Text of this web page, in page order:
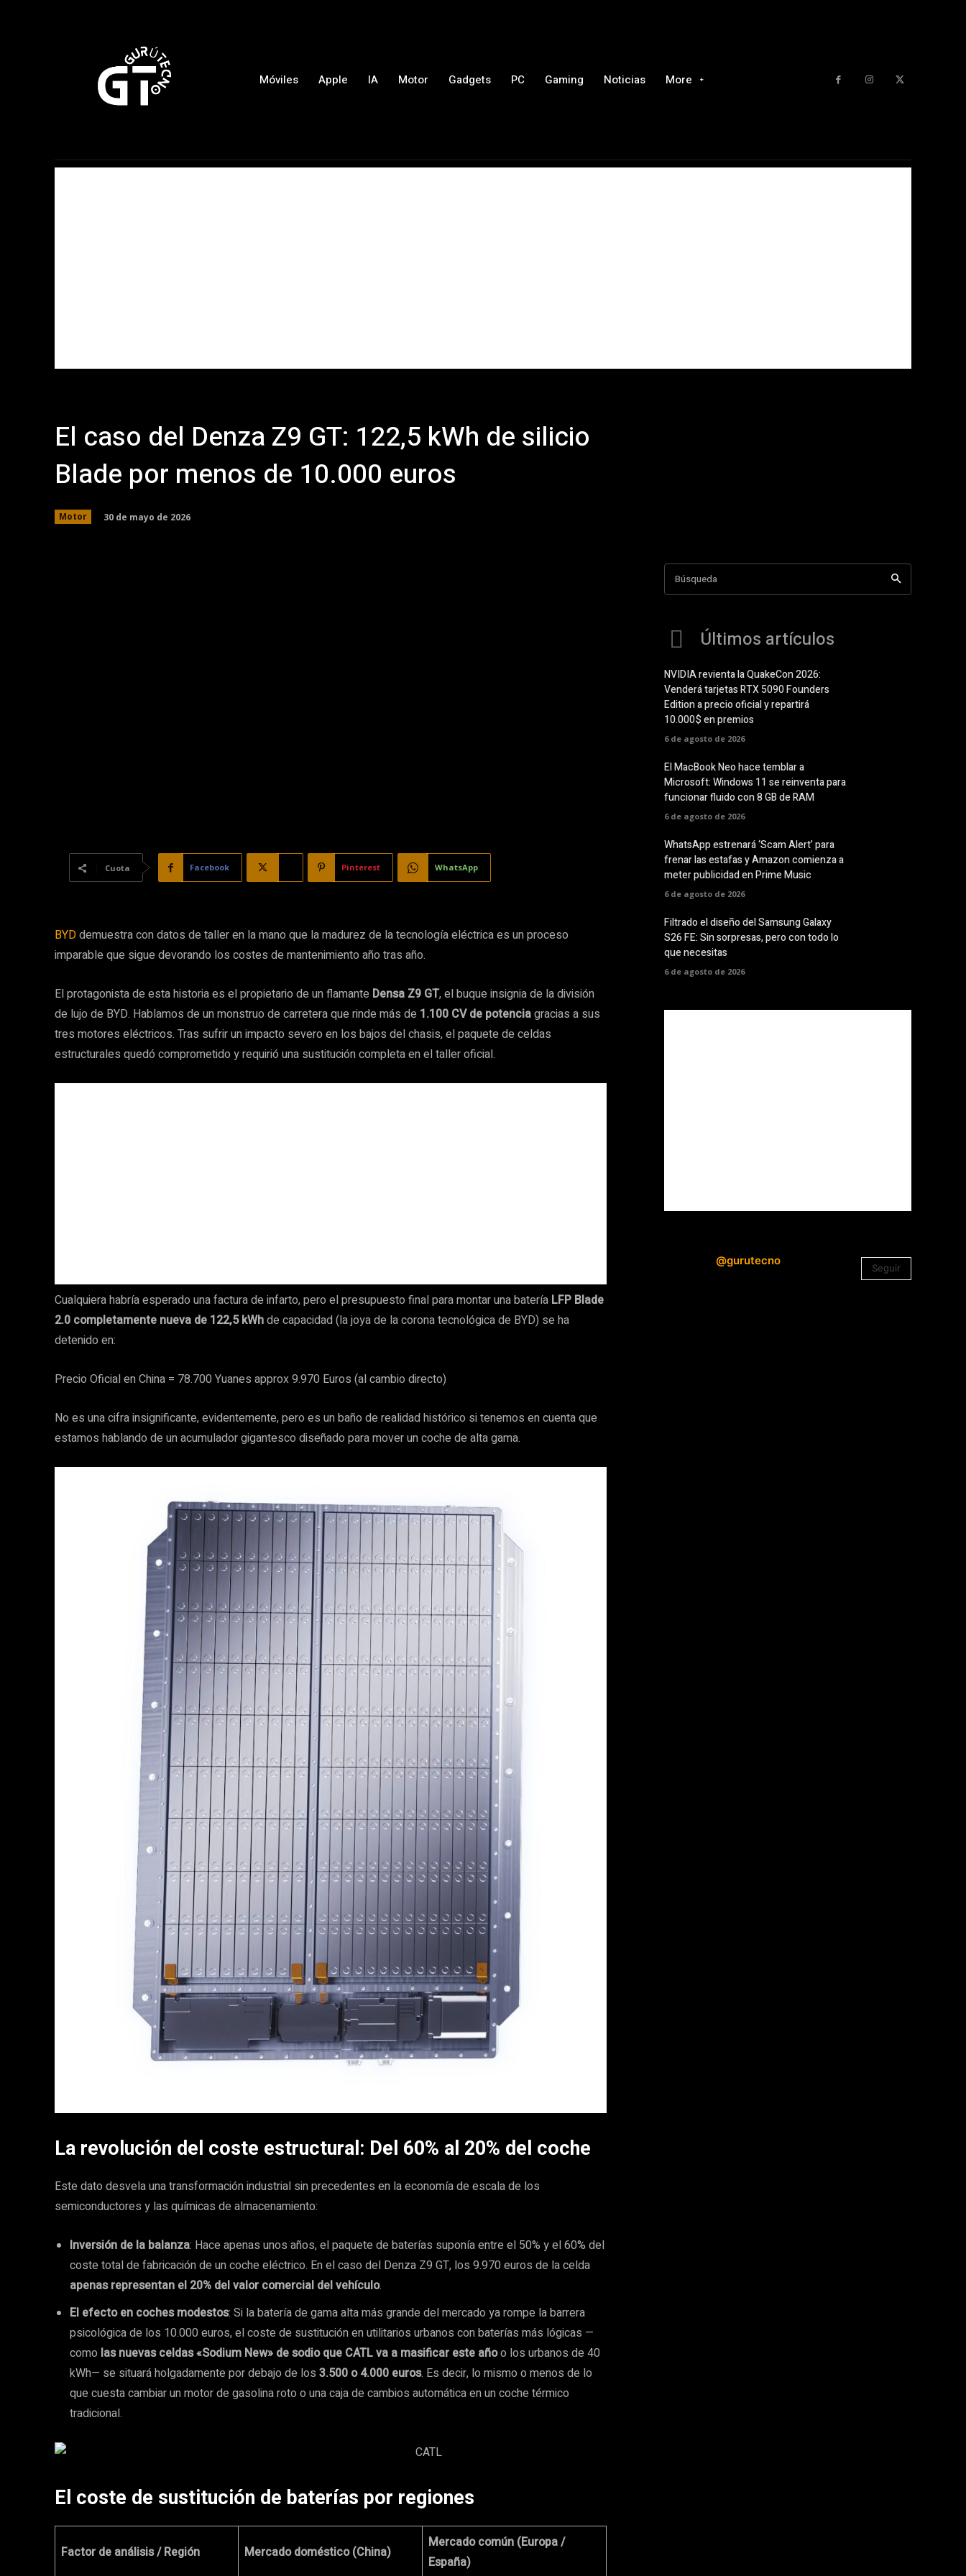
Móviles Apple IA Motor Gadgets PC Gaming Noticias More
El caso del Denza Z9 GT: 122,5 kWh de silicio
Blade por menos de 10.000 euros
Motor 30 de mayo de 2026
Cuota Facebook Pinterest WhatsApp
BYDdemuestra con datos de taller en la mano que la madurez de la tecnología eléctrica es un proceso
imparable que sigue devorando los costes de mantenimiento año tras año.
El protagonista de esta historia es el propietario de un flamante Densa Z9 GT, el buque insignia de la división
de lujo de BYD. Hablamos de un monstruo de carretera que rinde más de 1.100 CV de potenciagracias a sus
tres motores eléctricos. Tras sufrir un impacto severo en los bajos del chasis, el paquete de celdas
estructurales quedó comprometido y requirió una sustitución completa en el taller oficial.
Cualquiera habría esperado una factura de infarto, pero el presupuesto final para montar una batería LFP Blade
2.0 completamente nueva de 122,5 kWhde capacidad (la joya de la corona tecnológica de BYD) se ha
detenido en:
Precio Oficial en China = 78.700 Yuanes approx 9.970 Euros (al cambio directo)
No es una cifra insignificante, evidentemente, pero es un baño de realidad histórico si tenemos en cuenta que
estamos hablando de un acumulador gigantesco diseñado para mover un coche de alta gama.
La revolución del coste estructural: Del 60% al 20% del coche
Este dato desvela una transformación industrial sin precedentes en la economía de escala de los
semiconductores y las químicas de almacenamiento:
Inversión de la balanza: Hace apenas unos años, el paquete de baterías suponía entre el 50% y el 60% del
coste total de fabricación de un coche eléctrico. En el caso del Denza Z9 GT, los 9.970 euros de la celda
apenas representan el 20% del valor comercial del vehículo.
El efecto en coches modestos: Si la batería de gama alta más grande del mercado ya rompe la barrera
psicológica de los 10.000 euros, el coste de sustitución en utilitarios urbanos con baterías más lógicas —
como las nuevas celdas «Sodium New» de sodio que CATL va a masificar este añoo los urbanos de 40
kWh— se situará holgadamente por debajo de los 3.500 o 4.000 euros. Es decir, lo mismo o menos de lo
que cuesta cambiar un motor de gasolina roto o una caja de cambios automática en un coche térmico
tradicional.
El coste de sustitución de baterías por regiones
Factor de análisis / Región Mercado doméstico (China)
Mercado común (Europa /
España)
Búsqueda
Últimos artículos
NVIDIA revienta la QuakeCon 2026:
Venderá tarjetas RTX 5090 Founders
Edition a precio oficial y repartirá
10.000$ en premios
6 de agosto de 2026
El MacBook Neo hace temblar a
Microsoft: Windows 11 se reinventa para
funcionar fluido con 8 GB de RAM
6 de agosto de 2026
WhatsApp estrenará ‘Scam Alert’ para
frenar las estafas y Amazon comienza a
meter publicidad en Prime Music
6 de agosto de 2026
Filtrado el diseño del Samsung Galaxy
S26 FE: Sin sorpresas, pero con todo lo
que necesitas
6 de agosto de 2026
@gurutecno
Seguir